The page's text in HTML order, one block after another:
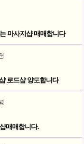
마사지샵 매매합니다
로드샵 양도합니다
매매합니다.